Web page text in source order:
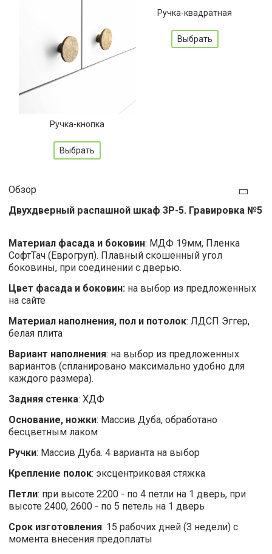
Ручка-кнопка
Выбрать
Ручка-квадратная
Выбрать
Обзор
Двухдверный распашной шкаф 3Р-5. Гравировка №5
Материал фасада и боковин: МДФ 19мм, Пленка
СофтТач (Еврогруп). Плавный скошенный угол
боковины, при соединении с дверью.
Цвет фасада и боковин: на выбор из предложенных
на сайте
Материал наполнения, пол и потолок: ЛДСП Эггер,
белая плита
Вариант наполнения: на выбор из предложенных
вариантов (спланировано максимально удобно для
каждого размера).
Задняя стенка: ХДФ
Основание, ножки: Массив Дуба, обработано
бесцветным лаком
Ручки: Массив Дуба. 4 варианта на выбор
Крепление полок: эксцентриковая стяжка
Петли: при высоте 2200 - по 4 петли на 1 дверь, при
высоте 2400, 2600 - по 5 петель на 1 дверь
Срок изготовления: 15 рабочих дней (3 недели) с
момента внесения предоплаты